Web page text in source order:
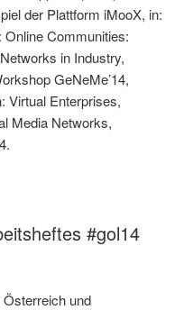
der Plattform iMooX, in:
Online Communities:
in Industry,
GeNeMe’14,
Virtual Enterprises,
Media Networks,
#gol14
und